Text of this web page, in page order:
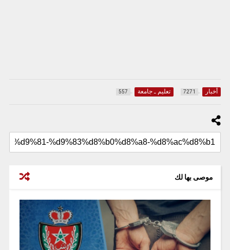
أخبار 7271 تعليم ـ جامعة 557
موصى بها لك